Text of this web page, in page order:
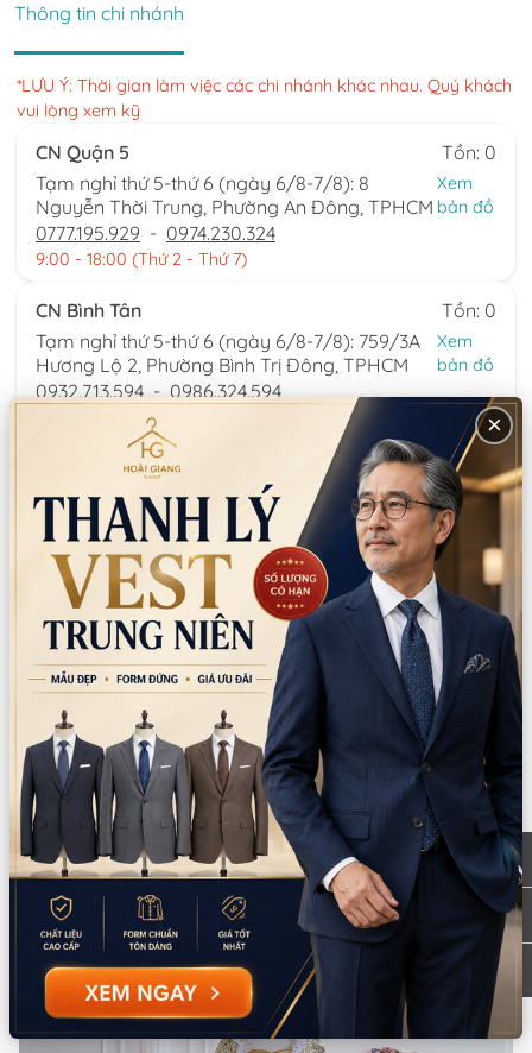
Thông tin chi nhánh
*LƯU Ý: Thời gian làm việc các chi nhánh khác nhau. Quý khách
vui lòng xem kỹ
CN Quận 5
Tồn: 0
Tạm nghỉ thứ 5-thứ 6 (ngày 6/8-7/8): 8
Nguyễn Thời Trung, Phường An Đông, TPHCM
Xem
bản đồ
0777.195.929 - 0974.230.324
9:00 - 18:00 (Thứ 2 - Thứ 7)
CN Bình Tân
Tồn: 0
Tạm nghỉ thứ 5-thứ 6 (ngày 6/8-7/8): 759/3A
Hương Lộ 2, Phường Bình Trị Đông, TPHCM
Xem
bản đồ
0932.713.594 - 0986.324.594
9:00 - 18:00 (Thứ 2 - Thứ 7)
CN Bình Thạnh
Tồn: 0
58/6 Tân Cảng, Phường Thạnh Mỹ Tây,
TPHCM
Xem
bản đồ
086.7474.247 - 086.8644.086
9:00 - 18:00 (Thứ 2 - Chủ nhật)
Thông tin sản phẩm
Chất liệu:Kaki/Dệt kim tổng hợp
Xuất xứ:
Trung Quốc
Hướng dẫn sử dụng:
Giặt tay/giặt máy
Lưu ý:
Không dùng thuốc tẩy Không giặt bằng nước sôi
Mô tả sản phẩm
×